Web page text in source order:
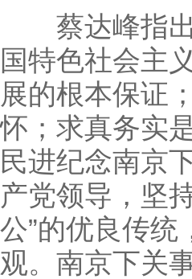
蔡达峰指出
国特色社会主
展的根本保证
怀；求真务实
民进纪念南京
产党领导，坚
公”的优良传统
观。南京下关